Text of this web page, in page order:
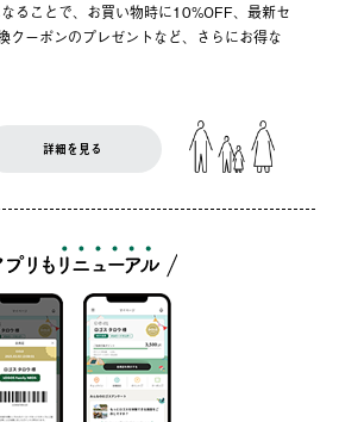
ることで、お買い物時に10%OFF、最新セ
クーポンのプレゼントなど、さらにお得な
詳細を見る